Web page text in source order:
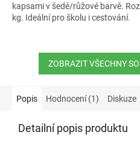
kapsami v šedé/růžové barvě.
kg. Ideální pro školu i cestování.
ZOBRAZIT VŠECHNY
Popis Hodnocení (1) Diskuze
Detailní popis produktu